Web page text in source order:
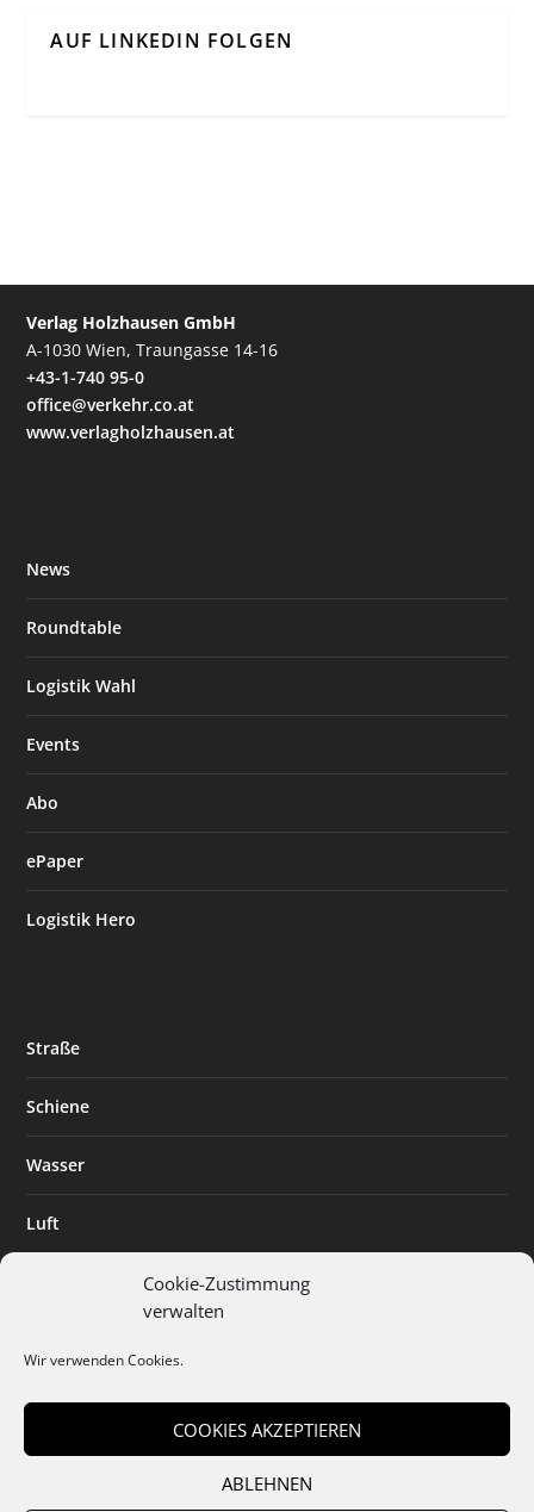
Cookie-Zustimmung
verwalten
Wir verwenden Cookies.
COOKIES AKZEPTIEREN
ABLEHNEN
AUF LINKEDIN FOLGEN
Verlag Holzhausen GmbH
A-1030 Wien, Traungasse 14-16
+43-1-740 95-0
office@verkehr.co.at
www.verlagholzhausen.at
News
Roundtable
Logistik Wahl
Events
Abo
ePaper
Logistik Hero
Straße
Schiene
Wasser
Luft
Digitalisierung